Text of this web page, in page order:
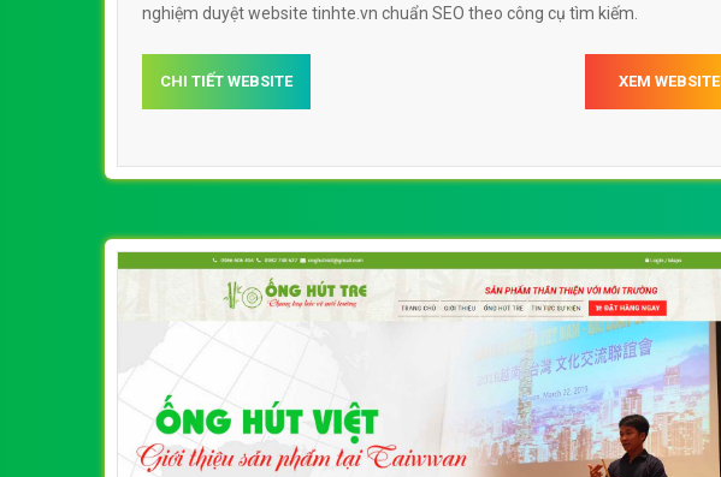
nghiệm duyệt website tinhte.vn chuẩn SEO theo công cụ tìm kiếm.
CHI TIẾT WEBSITE XEM WEBSITE